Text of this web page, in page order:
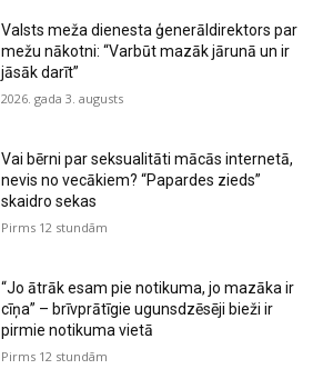
Valsts meža dienesta ģenerāldirektors par
mežu nākotni: “Varbūt mazāk jārunā un ir
jāsāk darīt”
2026. gada 3. augusts
Vai bērni par seksualitāti mācās internetā,
nevis no vecākiem? “Papardes zieds”
skaidro sekas
Pirms 12 stundām
“Jo ātrāk esam pie notikuma, jo mazāka ir
cīņa” – brīvprātīgie ugunsdzēsēji bieži ir
pirmie notikuma vietā
Pirms 12 stundām